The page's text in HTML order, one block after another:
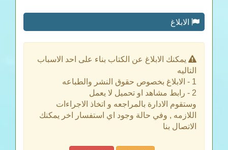
الابلاغ
يمكنك الابلاغ عن الكتاب بناء على احد الاسباب
التاليه
1 - الابلاغ بخصوص حقوق النشر والطباعه
2 - رابط مشاهد او تحميل لا يعمل
وستقوم الادارة بالمراجعه و اتخاذ الاجراءات
اللازمه , وفي حالة وجود اي استفسار اخر يمكنك
الاتصال بنا